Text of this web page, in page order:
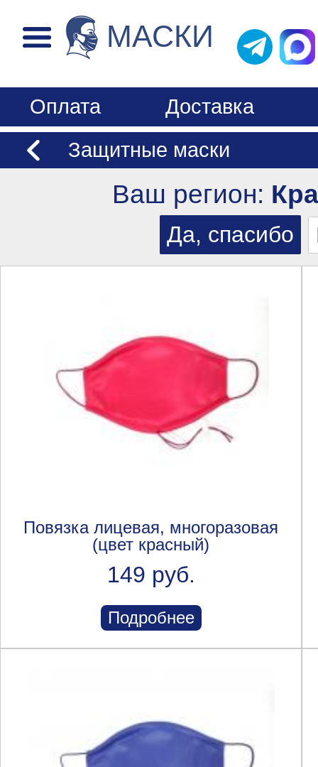
МАСКИ
Оплата
Доставка
Защитные маски
Ваш регион:
Повязка лицевая, многоразовая
(цвет красный)
149 руб.
Подробнее